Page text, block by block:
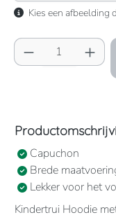
Kies een afbeelding
Capuchon
Brede
Lekker voor het
Kindertrui Hoodie